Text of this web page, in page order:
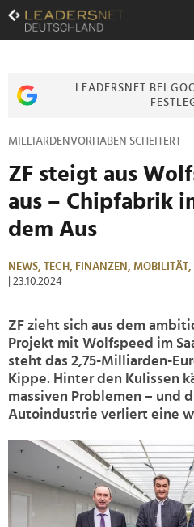
Zum
Inhalt
Zur
Zur
LEADERSNET BEI
MILLIARDENVORHABEN SCHEITERT
ZF steigt aus
aus – Chipfabrik
dem Aus
NEWS, TECH, FINANZEN, MOBILITÄT,
| 23.10.2024
ZF zieht sich aus dem
Projekt mit Wolfspeed im
steht das 2,75-Milliarden-
Kippe. Hinter den Kulissen
massiven Problemen – und
Autoindustrie verliert eine